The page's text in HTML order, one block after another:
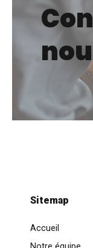
Sitemap
Accueil